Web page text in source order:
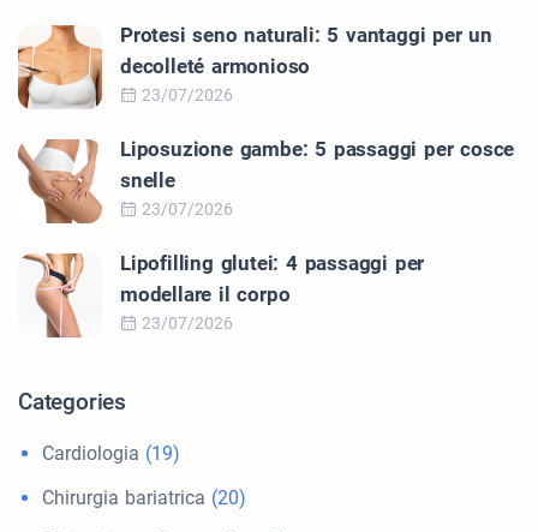
Protesi seno naturali: 5 vantaggi per un
decolleté armonioso
23/07/2026
Liposuzione gambe: 5 passaggi per cosce
snelle
23/07/2026
Lipofilling glutei: 4 passaggi per
modellare il corpo
23/07/2026
Categories
Cardiologia (19)
Chirurgia bariatrica (20)